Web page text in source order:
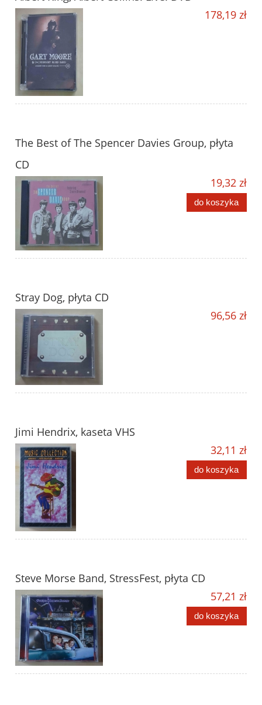
178,19 zł
The Best of The Spencer Davies Group, płyta
CD
19,32 zł
do koszyka
Stray Dog, płyta CD
96,56 zł
Jimi Hendrix, kaseta VHS
32,11 zł
do koszyka
Steve Morse Band, StressFest, płyta CD
57,21 zł
do koszyka